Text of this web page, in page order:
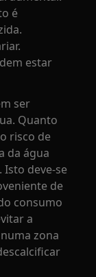
é
estar
ser
Quanto
risco de
da água
deve-se
de
consumo
a
zona